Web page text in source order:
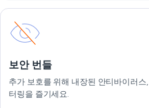
보안 번들
추가 보호를 위해 내장된 안티바이러스
터링을 즐기세요.